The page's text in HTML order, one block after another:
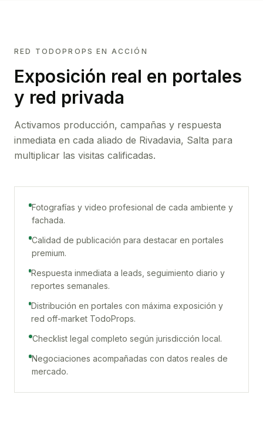
RED TODOPROPS EN ACCIÓN
Exposición real en portales
y red privada
Activamos producción, campañas y respuesta
inmediata en cada aliado de Rivadavia, Salta para
multiplicar las visitas calificadas.
Fotografías y video profesional de cada ambiente y
fachada.
Calidad de publicación para destacar en portales
premium.
Respuesta inmediata a leads, seguimiento diario y
reportes semanales.
Distribución en portales con máxima exposición y
red off-market TodoProps.
Checklist legal completo según jurisdicción local.
Negociaciones acompañadas con datos reales de
mercado.